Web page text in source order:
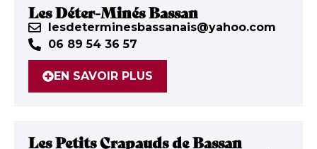
Les Déter-Minés Bassan
lesdeterminesbassanais@yahoo.com
06 89 54 36 57
EN SAVOIR PLUS
Les Petits Crapauds de Bassan